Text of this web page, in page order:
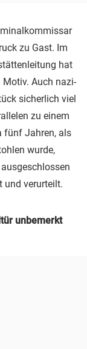
zu Gast. Im
hat
Auch nazi-
sicherlich viel
zu einem
fünf Jahren, als
wurde,
und verurteilt.
unbemerkt